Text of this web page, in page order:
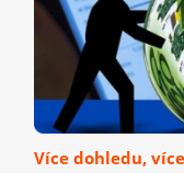
Více dohledu,